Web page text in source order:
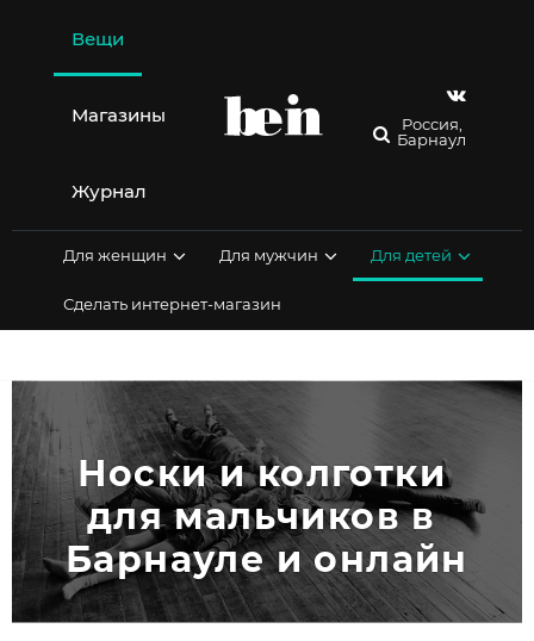
содержимому
Вещи
Магазины
Журнал
Россия,
Барнаул
Для женщин Для мужчин Для детей
Сделать интернет-магазин
Носки и колготки
для мальчиков в
Барнауле и онлайн